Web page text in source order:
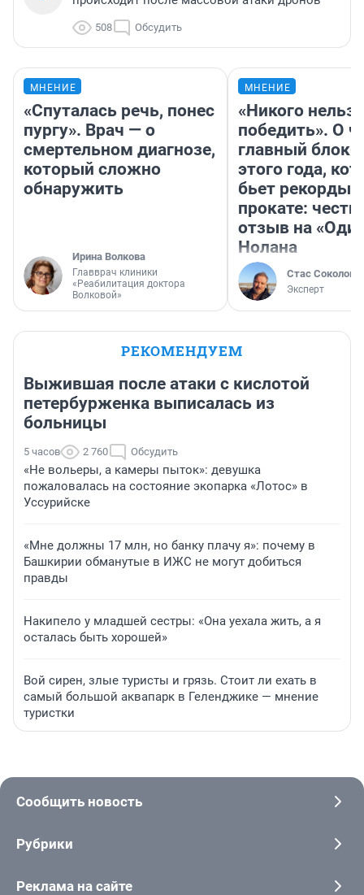
508 Обсудить
МНЕНИЕ
«Спуталась речь, понес
пургу». Врач — о
смертельном диагнозе,
который сложно
обнаружить
Ирина Волкова
Главврач клиники
«Реабилитация доктора
Волковой»
МНЕНИЕ
«Никого нельзя
победить». О
главный
этого года,
бьет рекорды в
прокате:
отзыв на
Нолана
Стас Соколов
Эксперт
РЕКОМЕНДУЕМ
Выжившая после атаки с кислотой
петербурженка выписалась из
больницы
5 часов 2 760 Обсудить
«Не вольеры, а камеры пыток»: девушка
пожаловалась на состояние экопарка «Лотос» в
Уссурийске
«Мне должны 17 млн, но банку плачу я»: почему в
Башкирии обманутые в ИЖС не могут добиться
правды
Накипело у младшей сестры: «Она уехала жить, а я
осталась быть хорошей»
Вой сирен, злые туристы и грязь. Стоит ли ехать в
самый большой аквапарк в Геленджике — мнение
туристки
Сообщить новость
Рубрики
Реклама на сайте